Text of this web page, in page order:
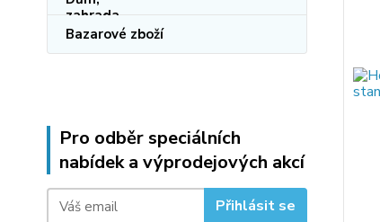
Bazarové zboží
Pro odběr speciálních
nabídek a výprodejových akcí
Přihlásit se